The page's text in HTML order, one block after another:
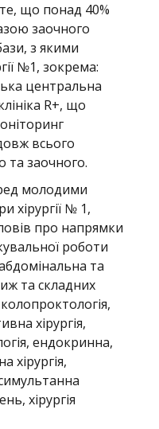
що понад 40%
заочного
з якими
№1, зокрема:
центральна
R+, що
всього
та заочного.
молодими
хірургії № 1,
про напрямки
роботи
та
та складних
хірургія,
ендокринна,
хірургія,
хірургія